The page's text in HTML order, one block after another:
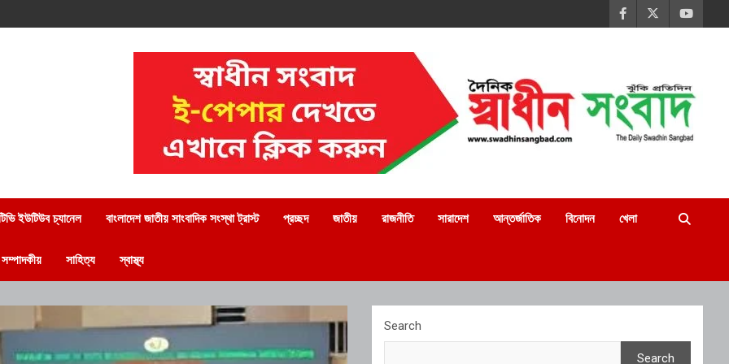
ইউটিউব চ্যানেল বাংলাদেশ জাতীয় সাংবাদিক সংস্থা ট্রাস্ট প্রচ্ছদ জাতীয় রাজনীতি সারাদেশ আন্তর্জাতিক বিনোদন খেলা
সম্পাদকীয় সাহিত্য স্বাস্থ্য
Search
Search